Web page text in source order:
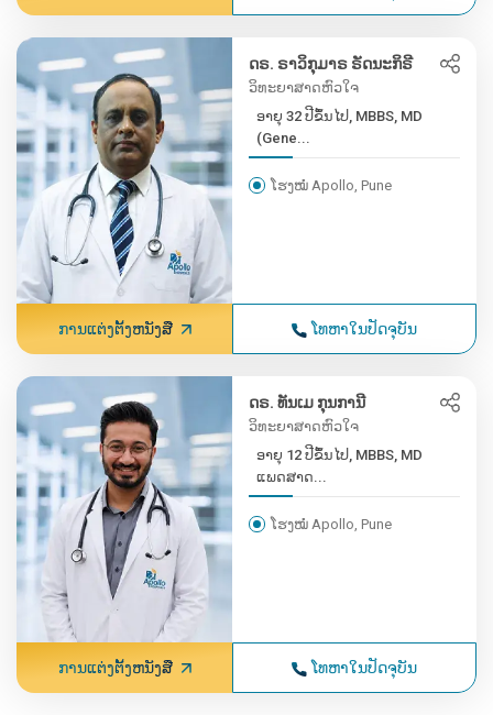
ດຣ. ຣາວິກຸມາຣ ຣັດນະກິຣີ
ວິທະຍາສາດຫົວໃຈ
ອາຍຸ 32 ປີຂຶ້ນໄປ, MBBS, MD
(Gene...
ໂຮງໝໍ Apollo, Pune
ການແຕ່ງຕັ້ງຫນັງສື ໂທຫາໃນປັດຈຸບັນ
ດຣ. ທັນເມ ກຸນການີ
ວິທະຍາສາດຫົວໃຈ
ອາຍຸ 12 ປີຂຶ້ນໄປ, MBBS, MD
ແພດສາດ...
ໂຮງໝໍ Apollo, Pune
ການແຕ່ງຕັ້ງຫນັງສື ໂທຫາໃນປັດຈຸບັນ